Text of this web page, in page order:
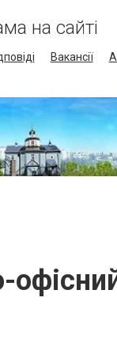
на сайті
Вакансії